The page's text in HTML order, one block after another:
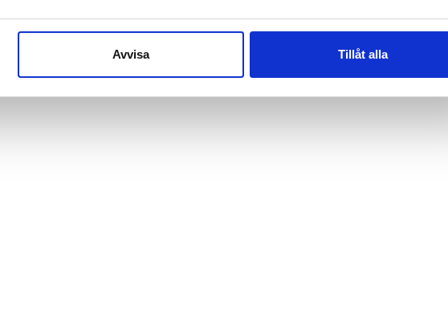
Avvisa Tillåt alla